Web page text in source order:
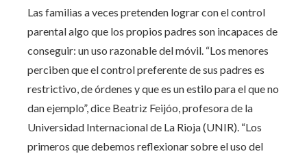
Las familias a veces pretenden lograr con el control
parental algo que los propios padres son incapaces de
conseguir: un uso razonable del móvil. “Los menores
perciben que el control preferente de sus padres es
restrictivo, de órdenes y que es un estilo para el que no
dan ejemplo”, dice Beatriz Feijóo, profesora de la
Universidad Internacional de La Rioja (UNIR). “Los
primeros que debemos reflexionar sobre el uso del